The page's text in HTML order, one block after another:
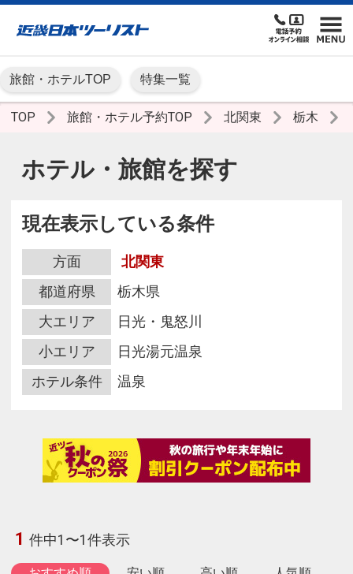
旅館・ホテルTOP 特集一覧
TOP 旅館・ホテル予約TOP 北関東 栃木
ホテル・旅館を探す
現在表示している条件
方面
北関東
都道府県
栃木県
大エリア
日光・鬼怒川
小エリア
日光湯元温泉
ホテル条件
温泉
1 件中1〜1件表示